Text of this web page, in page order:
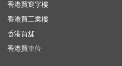
香港買寫字樓
香港買工業樓
香港買舖
香港買車位